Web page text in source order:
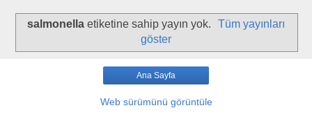
salmonellaetiketine sahip yayın yok.
Tüm yayınları
göster
Ana Sayfa
Web sürümünü görüntüle